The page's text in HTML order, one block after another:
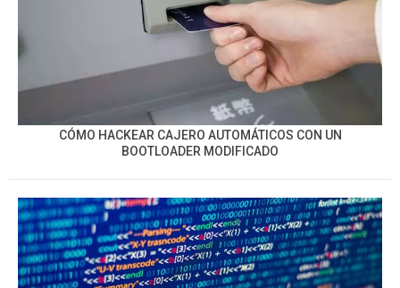
CÓMO HACKEAR CAJERO AUTOMÁTICOS CON UN
BOOTLOADER MODIFICADO